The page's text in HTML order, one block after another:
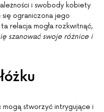
i swobody kobiety
ograniczona jego
relacja mogła rozkwitnąć,
szanować swoje różnice i
mogą stworzyć intrygujące i